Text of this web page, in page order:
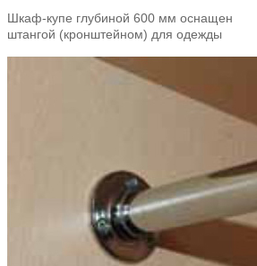
Шкаф-купе глубиной 600 мм оснащен
штангой (кронштейном) для одежды